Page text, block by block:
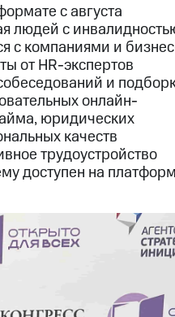
с августа
людей с
с компаниями и
от HR-экспертов
и
онлайн-
юридических
качеств
трудоустройство
доступен на